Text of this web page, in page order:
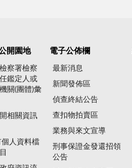
開園地
察署檢察
鑑定人或
關(團體)彙
相關資訊
人資料檔
電子公佈欄
最新消息
新聞發佈區
偵查終結公告
查扣物拍賣區
業務與來文宣導
刑事保證金發還招領
公告